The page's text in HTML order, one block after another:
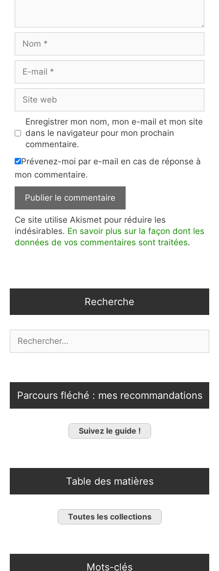
mail
web
Enregistrer mon nom, mon e-mail et mon site
dans le navigateur pour mon prochain
commentaire.
Prévenez-moi par e-mail en cas de réponse à
mon commentaire.
Ce site utilise Akismet pour réduire les
indésirables. En savoir plus sur la façon dont les
données de vos commentaires sont traitées.
Recherche
Parcours fléché : mes recommandations
Suivez le guide !
Table des matières
Toutes les collections
Mots-clés